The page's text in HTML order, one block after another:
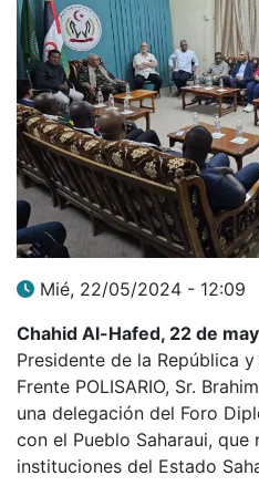
Mié, 22/05/2024 - 12:09
Chahid Al-Hafed, 22 de
Presidente de la República
Frente POLISARIO, Sr.
una delegación del Foro
con el Pueblo Saharaui, que
instituciones del Estado